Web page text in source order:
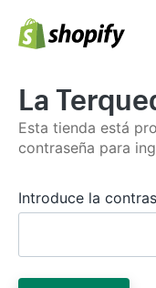
La
Esta tienda está
contraseña para
Introduce la